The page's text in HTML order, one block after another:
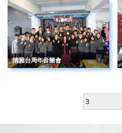
清雅台周年音樂會